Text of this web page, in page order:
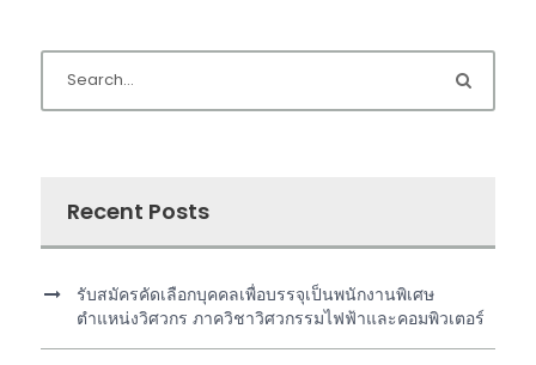
Recent Posts
รับสมัครคัดเลือกบุคคลเพื่อบรรจุเป็นพนักงานพิเศษ
ตำแหน่งวิศวกร ภาควิชาวิศวกรรมไฟฟ้าและคอมพิวเตอร์